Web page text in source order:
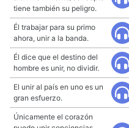
tiene también su peligro.
Él trabajar para su primo
ahora, unir a la banda.
Él dice que el destino del
hombre es unir, no dividir.
El unir al país en uno es un
gran esfuerzo.
Únicamente el corazón